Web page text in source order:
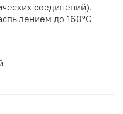
соединений).
до 160°C